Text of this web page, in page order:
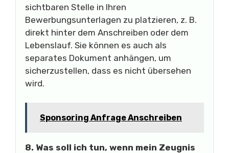
sichtbaren Stelle in Ihren
Bewerbungsunterlagen zu platzieren, z. B.
direkt hinter dem Anschreiben oder dem
Lebenslauf. Sie können es auch als
separates Dokument anhängen, um
sicherzustellen, dass es nicht übersehen
wird.
Sponsoring Anfrage Anschreiben
8. Was soll ich tun, wenn mein Zeugnis